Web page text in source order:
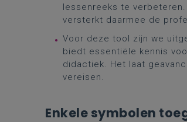
lessenreeks te
versterkt daarmee de
Voor deze tool zijn we
biedt essentiële kennis
didactiek. Het laat
vereisen.
Enkele symbolen